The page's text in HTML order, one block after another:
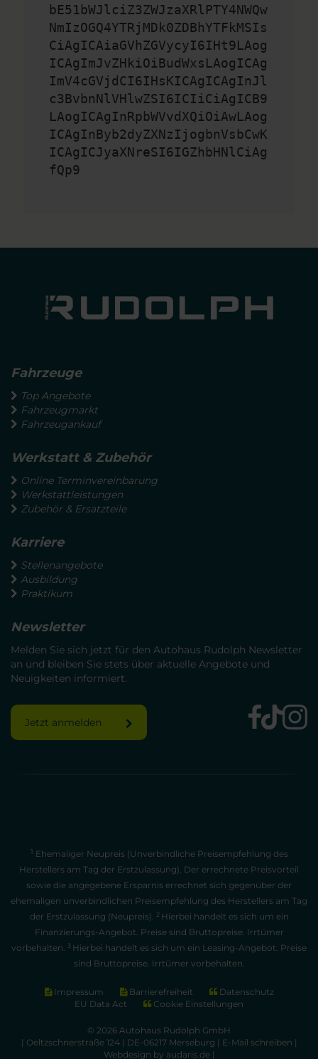
bE51bWJlciZ3ZWJzaXRlPTY4NWQw
NmIzOGQ4YTRjMDk0ZDBhYTFkMSIs
CiAgICAiaGVhZGVycyI6IHt9LAog
ICAgImJvZHkiOiBudWxsLAogICAg
ImV4cGVjdCI6IHsKICAgICAgInJl
c3BvbnNlVHlwZSI6ICIiCiAgICB9
LAogICAgInRpbWVvdXQiOiAwLAog
ICAgInByb2dyZXNzIjogbnVsbCwK
ICAgICJyaXNreSI6IGZhbHNlCiAg
fQp9
Fahrzeuge
Top Angebote
Fahrzeugmarkt
Fahrzeugankauf
Werkstatt & Zubehör
Online Terminvereinbarung
Werkstattleistungen
Zubehör & Ersatzteile
Karriere
Stellenangebote
Ausbildung
Praktikum
Newsletter
Melden Sie sich jetzt für den Autohaus Rudolph Newsletter
an und bleiben Sie stets über aktuelle Angebote und
Neuigkeiten informiert.
Jetzt anmelden
1 Ehemaliger Neupreis (Unverbindliche Preisempfehlung des
Herstellers am Tag der Erstzulassung). Der errechnete Preisvorteil
sowie die angegebene Ersparnis errechnet sich gegenüber der
ehemaligen unverbindlichen Preisempfehlung des Herstellers am Tag
der Erstzulassung (Neupreis). 2 Hierbei handelt es sich um ein
Finanzierungs-Angebot. Preise sind Bruttopreise. Irrtümer
vorbehalten. 3 Hierbei handelt es sich um ein Leasing-Angebot. Preise
sind Bruttopreise. Irrtümer vorbehalten.
Impressum Barrierefreiheit
Datenschutz
EU Data Act
Cookie Einstellungen
© 2026 Autohaus Rudolph GmbH
| Oeltzschnerstraße 124 | DE-06217 Merseburg | E-Mail schreiben |
Webdesign by audaris.de|